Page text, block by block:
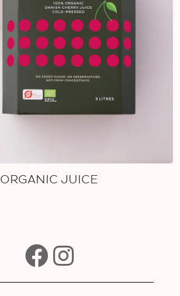
ORGANIC JUICE